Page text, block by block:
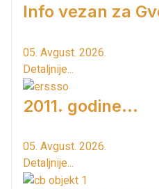
Info vezan za
05. Avgust. 2026.
Detaljnije...
2011. godine...
05. Avgust. 2026.
Detaljnije...